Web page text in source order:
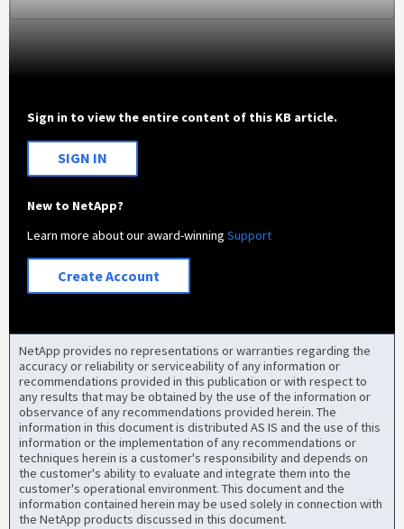
Sign in to view the entire content of this KB article.
SIGN IN
New to NetApp?
Learn more about our award-winningSupport
Create Account
NetApp provides no representations or warranties regarding the
accuracy or reliability or serviceability of any information or
recommendations provided in this publication or with respect to
any results that may be obtained by the use of the information or
observance of any recommendations provided herein. The
information in this document is distributed AS IS and the use of this
information or the implementation of any recommendations or
techniques herein is a customer's responsibility and depends on
the customer's ability to evaluate and integrate them into the
customer's operational environment. This document and the
information contained herein may be used solely in connection with
the NetApp products discussed in this document.